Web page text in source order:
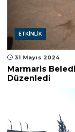
ETKINLIK
31 Mayıs 2024
Marmaris
Düzenledi